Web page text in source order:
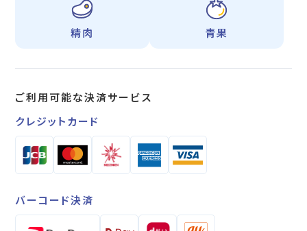
精肉 青果
ご利用可能な決済サービス
クレジットカード
バーコード決済